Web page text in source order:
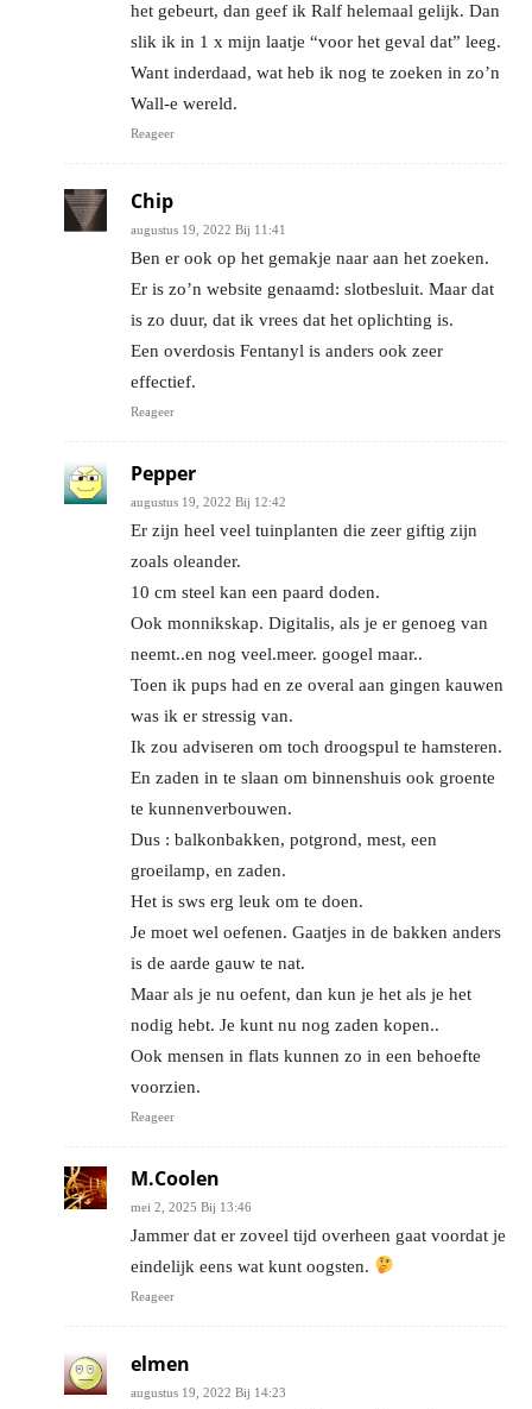
het gebeurt, dan geef ik Ralf helemaal gelijk. Dan
slik ik in 1 x mijn laatje “voor het geval dat” leeg.
Want inderdaad, wat heb ik nog te zoeken in zo’n
Wall-e wereld.
Reageer
Chip
augustus 19, 2022 Bij 11:41
Ben er ook op het gemakje naar aan het zoeken.
Er is zo’n website genaamd: slotbesluit. Maar dat
is zo duur, dat ik vrees dat het oplichting is.
Een overdosis Fentanyl is anders ook zeer
effectief.
Reageer
Pepper
augustus 19, 2022 Bij 12:42
Er zijn heel veel tuinplanten die zeer giftig zijn
zoals oleander.
10 cm steel kan een paard doden.
Ook monnikskap. Digitalis, als je er genoeg van
neemt..en nog veel.meer. googel maar..
Toen ik pups had en ze overal aan gingen kauwen
was ik er stressig van.
Ik zou adviseren om toch droogspul te hamsteren.
En zaden in te slaan om binnenshuis ook groente
te kunnenverbouwen.
Dus : balkonbakken, potgrond, mest, een
groeilamp, en zaden.
Het is sws erg leuk om te doen.
Je moet wel oefenen. Gaatjes in de bakken anders
is de aarde gauw te nat.
Maar als je nu oefent, dan kun je het als je het
nodig hebt. Je kunt nu nog zaden kopen..
Ook mensen in flats kunnen zo in een behoefte
voorzien.
Reageer
M.Coolen
mei 2, 2025 Bij 13:46
Jammer dat er zoveel tijd overheen gaat voordat je
eindelijk eens wat kunt oogsten.
Reageer
elmen
augustus 19, 2022 Bij 14:23